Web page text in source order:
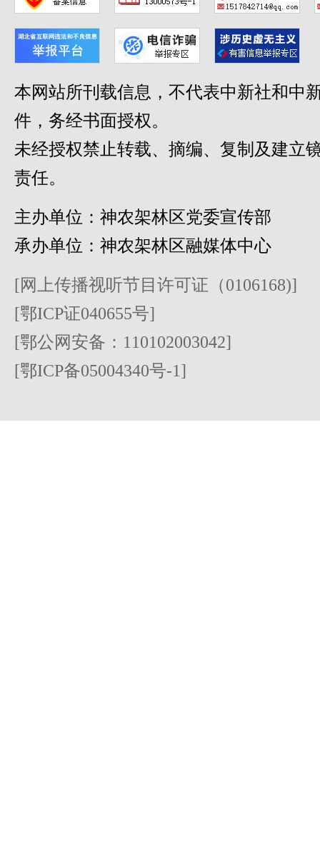
本网站所刊载信息，不代表中新社和中
件，务经书面授权。
未经授权禁止转载、摘编、复制及建立
责任。
主办单位：神农架林区党委宣传部
承办单位：神农架林区融媒体中心
[网上传播视听节目许可证（0106168)]
[鄂ICP证040655号]
[鄂公网安备：110102003042]
[鄂ICP备05004340号-1]